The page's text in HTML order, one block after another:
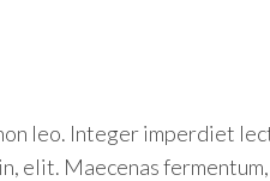
leo. Integer imperdiet
elit. Maecenas